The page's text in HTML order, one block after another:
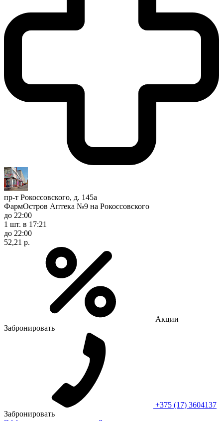
пр-т Рокоссовского, д. 145а
ФармОстров Аптека №9 на Рокоссовского
до 22:00
1 шт. в 17:21
до 22:00
52,21 р.
Акции
Забронировать
+375 (17) 3604137
Забронировать